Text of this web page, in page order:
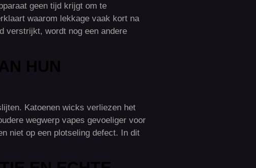
geen tijd krijgt om te
waarom lekkage vaak kort na
verstrijkt, wordt nog een andere
Katoenen wicks verliezen het
wegwerp vapes gevoeliger voor
niet op een plotseling defect. In dit